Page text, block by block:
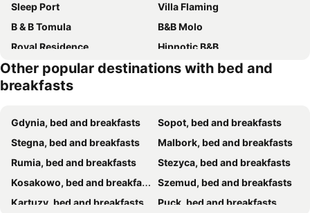
Sleep Port
Villa Flaming
B & B Tomula
B&B Molo
Royal Residence
Hipnotic B&B
Willa Albatros Happy Hours
Havana Sopot Centrum
Villa Ambra
Ratusz B&B
Villa Angela
Willa Akacja
Villa Gdynia
Willa Oliwia
Moje Orłowo Boutique Bed & Breakfast
Noclegi Pokoje Goscinne Zeglarz 7
Agapella Apartamemty- Villa Agapella
Motlawa Riverside Apartments
As Pomorze
Other popular destinations with bed and
breakfasts
Gdynia, bed and breakfasts
Sopot, bed and breakfasts
Stegna, bed and breakfasts
Malbork, bed and breakfasts
Rumia, bed and breakfasts
Stezyca, bed and breakfasts
Kosakowo, bed and breakfasts
Szemud, bed and breakfasts
Kartuzy, bed and breakfasts
Puck, bed and breakfasts